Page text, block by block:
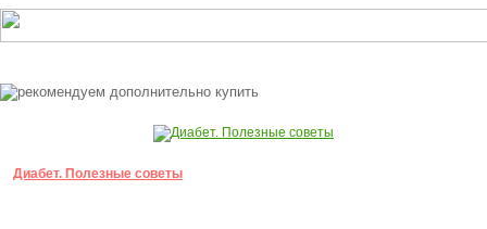
Диабет. Полезные советы